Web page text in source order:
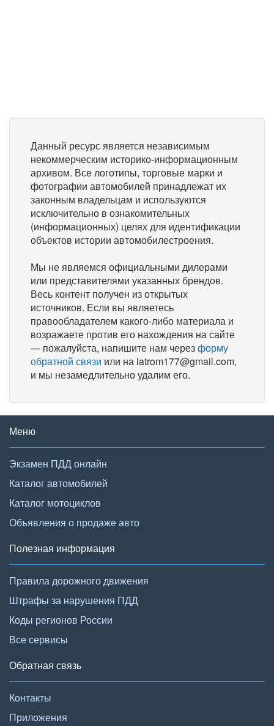
Данный ресурс является независимым
некоммерческим историко-информационным
архивом. Все логотипы, торговые марки и
фотографии автомобилей принадлежат их
законным владельцам и используются
исключительно в ознакомительных
(информационных) целях для идентификации
объектов истории автомобилестроения.
Мы не являемся официальными дилерами
или представителями указанных брендов.
Весь контент получен из открытых
источников. Если вы являетесь
правообладателем какого-либо материала и
возражаете против его нахождения на сайте
— пожалуйста, напишите нам черезформу
обратной связи или на latrom177@gmail.com,
и мы незамедлительно удалим его.
Меню
Экзамен ПДД онлайн
Каталог автомобилей
Каталог мотоциклов
Объявления о продаже авто
Полезная информация
Правила дорожного движения
Штрафы за нарушения ПДД
Коды регионов России
Все сервисы
Обратная связь
Контакты
Приложения